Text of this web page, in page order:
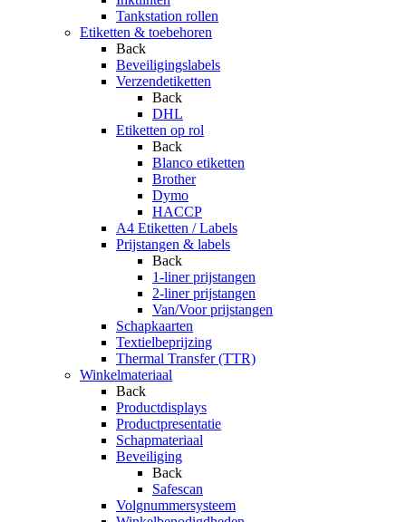
Tankstation rollen
Etiketten & toebehoren
Back
Beveiligingslabels
Verzendetiketten
Back
DHL
Etiketten op rol
Back
Blanco etiketten
Brother
Dymo
HACCP
A4 Etiketten / Labels
Prijstangen & labels
Back
1-liner prijstangen
2-liner prijstangen
Van/Voor prijstangen
Schapkaarten
Textielbeprijzing
Thermal Transfer (TTR)
Winkelmateriaal
Back
Productdisplays
Productpresentatie
Schapmateriaal
Beveiliging
Back
Safescan
Volgnummersysteem